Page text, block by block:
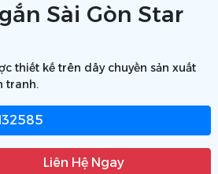
Sài Gòn Star
thiết kế trên dây chuyền sản xuất
tranh.
Liên Hệ Ngay